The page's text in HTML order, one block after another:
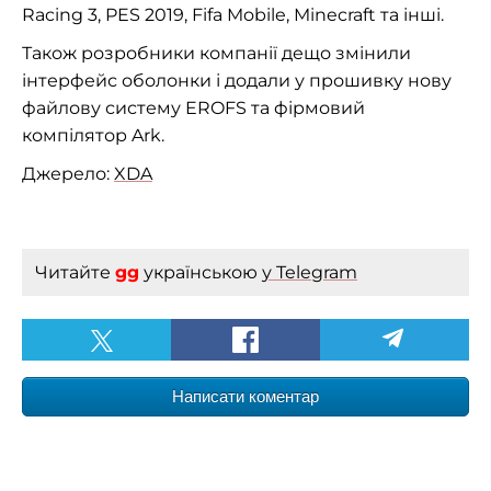
Racing 3, PES 2019, Fifa Mobile, Minecraft та інші.
Також розробники компанії дещо змінили
інтерфейс оболонки і додали у прошивку нову
файлову систему EROFS та фірмовий
компілятор Ark.
Джерело: XDA
Читайте gg українською у Telegram
Написати коментар